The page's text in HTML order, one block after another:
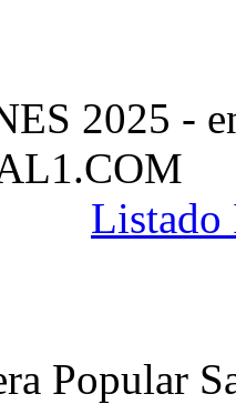
2025 -
Listado
Popular